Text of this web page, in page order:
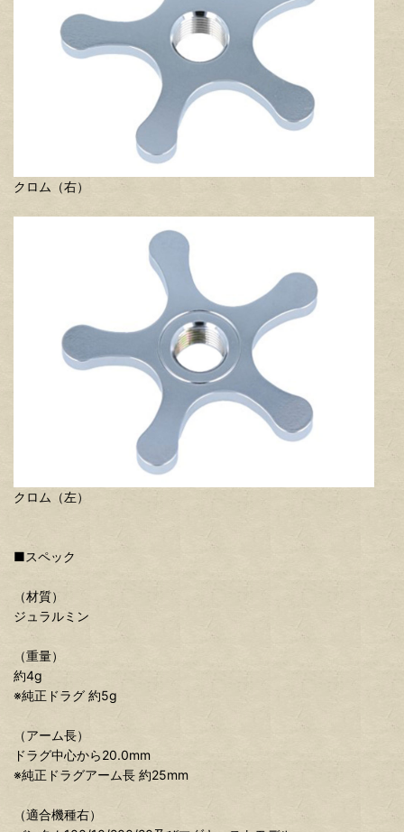
クロム（右）
クロム（左）
■スペック
（材質）
ジュラルミン
（重量）
約4g
※純正ドラグ 約5g
（アーム長）
ドラグ中心から20.0mm
※純正ドラグアーム長 約25mm
（適合機種右）